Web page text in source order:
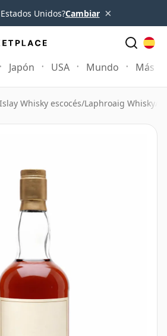
Unidos?Cambiar ×
Japón USA Mundo Más
Islay Whisky escocés/Laphroaig Whisky